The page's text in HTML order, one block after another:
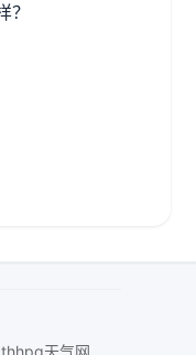
？
thhpq天气网